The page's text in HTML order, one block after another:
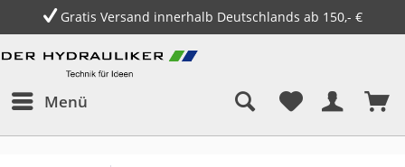
Gratis Versand innerhalb Deutschlands ab 150,- €
Menü